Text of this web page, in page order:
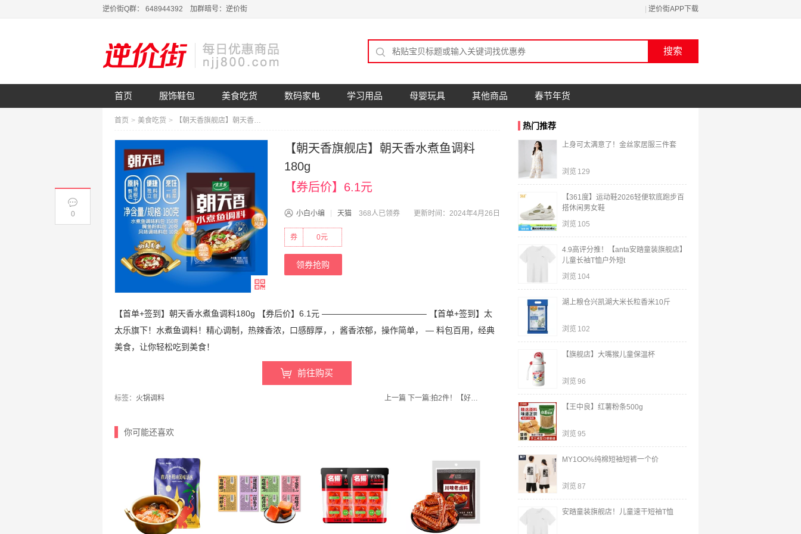
逆价街Q群： 648944392 加群暗号：逆价街 逆价街APP下载
首页 服饰鞋包 美食吃货 数码家电 学习用品 母婴玩具 其他商品 春节年货
首页 > 美食吃货 > 【朝天香旗舰店】朝天香水煮鱼调料180g
【朝天香旗舰店】朝天香水煮鱼调料
180g
【券后价】6.1元
小白小编 天猫 368人已领券 更新时间：2024年4月26日
0元
券
领券抢购
【首单+签到】朝天香水煮鱼调料180g 【券后价】6.1元 ————————————– 【首单+签到】太
太乐旗下！水煮鱼调料！精心调制，热辣香浓，口感醇厚，，酱香浓郁，操作简单， — 料包百用，经典
美食，让你轻松吃到美食！
前往购买
标签： 火锅调料 上一篇 下一篇: 拍2件！【好想你官方旗舰店】好想你锁鲜去核枣共108gx2袋
你可能还喜欢
热门推荐
上身可太满意了！金丝家居服三件套
浏览 129
【361度】运动鞋2026轻便软底跑步百
搭休闲男女鞋
浏览 105
4.9高评分推！【anta安踏童装旗舰店】
儿童长袖T恤户外短t
浏览 104
湖上粮仓兴凯湖大米长粒香米10斤
浏览 102
【旗舰店】大嘴猴儿童保温杯
浏览 96
【王中良】红薯粉条500g
浏览 95
MY1OO%纯棉短袖短裤一个价
浏览 87
安踏童装旗舰店！儿童速干短袖T恤
0